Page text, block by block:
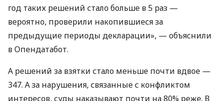
год таких решений стало больше в 5 раз —
вероятно, проверили накопившиеся за
предыдущие периоды декларации», — объяснили
в Опендатабот.
А решений за взятки стало меньше почти вдвое —
347. А за нарушения, связанные с конфликтом
интересов, суды наказывают почти на 80% реже. В